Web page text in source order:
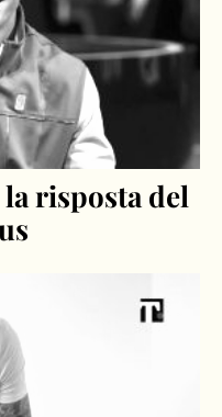
risposta del